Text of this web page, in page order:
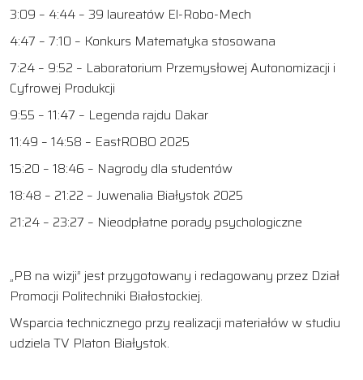
3:09 – 4:44 – 39 laureatów El-Robo-Mech
4:47 – 7:10 – Konkurs Matematyka stosowana
7:24 – 9:52 – Laboratorium Przemysłowej Autonomizacji i
Cyfrowej Produkcji
9:55 – 11:47 – Legenda rajdu Dakar
11:49 – 14:58 – EastROBO 2025
15:20 – 18:46 – Nagrody dla studentów
18:48 – 21:22 – Juwenalia Białystok 2025
21:24 – 23:27 – Nieodpłatne porady psychologiczne
„PB na wizji” jest przygotowany i redagowany przez Dział
Promocji Politechniki Białostockiej.
Wsparcia technicznego przy realizacji materiałów w studiu
udziela TV Platon Białystok.